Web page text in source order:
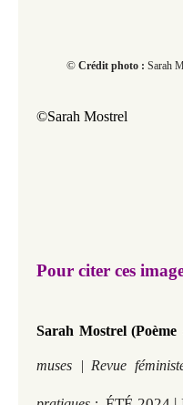
© Crédit photo : Sarah
©Sarah Mostrel
Pour citer ces
Sarah Mostrel
muses | Revue